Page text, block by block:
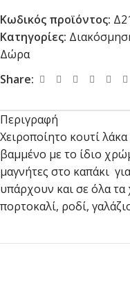
Κωδικός προϊόντος:
Κατηγορίες:
Δώρα
Share:
Περιγραφή
Χειροποίητο κουτί
βαμμένο με το ίδιο
μαγνήτες στο καπάκι
υπάρχουν και σε όλα τα
πορτοκαλί, ροδί,